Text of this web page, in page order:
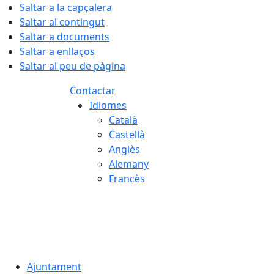
Saltar a la capçalera
Saltar al contingut
Saltar a documents
Saltar a enllaços
Saltar al peu de pàgina
Contactar
Idiomes
Català
Castellà
Anglès
Alemany
Francès
Ajuntament